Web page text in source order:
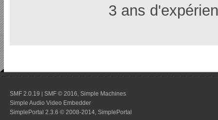
3 ans
SMF 2.0.19 | SMF © 2016 Simple Machines
Simple Audio Video Embedder
SimplePortal 2.3.6 © 2008-2014, SimplePortal